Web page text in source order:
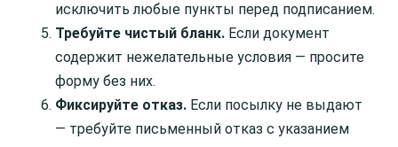
исключить любые пункты перед подписанием.
Требуйте чистый бланк. Если документ
содержит нежелательные условия — просите
форму без них.
Фиксируйте отказ. Если посылку не выдают
— требуйте письменный отказ с указанием